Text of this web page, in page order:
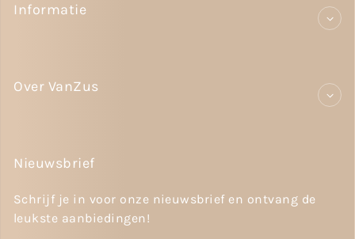
Informatie
Over VanZus
Nieuwsbrief
Schrijf je in voor onze nieuwsbrief en ontvang de
leukste aanbiedingen!